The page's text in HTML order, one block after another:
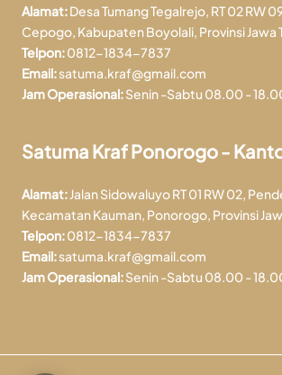
Alamat:Desa Tumang Tegalrejo, RT 02 RW
Cepogo, Kabupaten Boyolali, Provinsi Jawa
Telpon:0812-1834-7837
Email:satuma.kraf@gmail.com
Jam Operasional:Senin -Sabtu 08.00 -
Satuma Kraf Ponorogo -
Alamat: Jalan Sidowaluyo RT 01 RW 02,
Kecamatan Kauman, Ponorogo, Provinsi
Telpon:0812-1834-7837
Email:satuma.kraf@gmail.com
Jam Operasional:Senin -Sabtu 08.00 -